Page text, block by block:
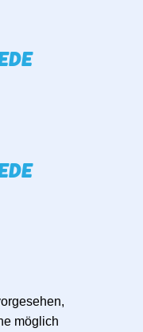
möglich